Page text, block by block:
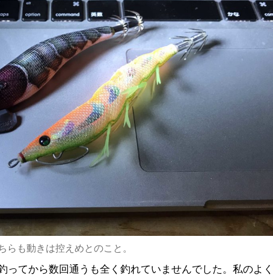
も動きは控えめとのこと。
てから数回通うも全く釣れていませんでした。私のよく